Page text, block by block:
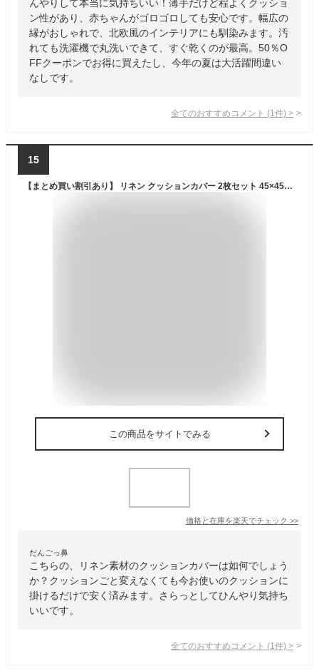
んやりして本当に気持ちいい！薄手だけど程よくクッショ
ン性があり、赤ちゃんがゴロゴロしても安心です。幅広の
縁がおしゃれで、北欧風のインテリアにも馴染みます。汚
れても洗濯機で丸洗いできて、すぐ乾くのが最高。50％O
FFクーポンでお得に買えたし、今年の夏は大活躍間違い
なしです。
全てのおすすめコメント (1 件) >
15
【まとめ買い割引あり】 リネン クッションカバー 2枚セット 45×45cm リネン 冷感 夏用 涼しい 洗える 汗 麻「フレンチリネン クッションカバー」クール おしゃれ 抗菌 防臭「メール便送料無料」 プレゼント 実用的
この商品をサイトでみる
価格と在庫を楽天でチェック >>
だんごっ鼻
こちらの、リネン素材のクッションカバーは如何でしょう
か？クッションごと変えなくても今お使いのクッションに
掛けるだけで安く済みます。さらっとしてひんやり気持ち
いいです。
全てのおすすめコメント (1 件) >